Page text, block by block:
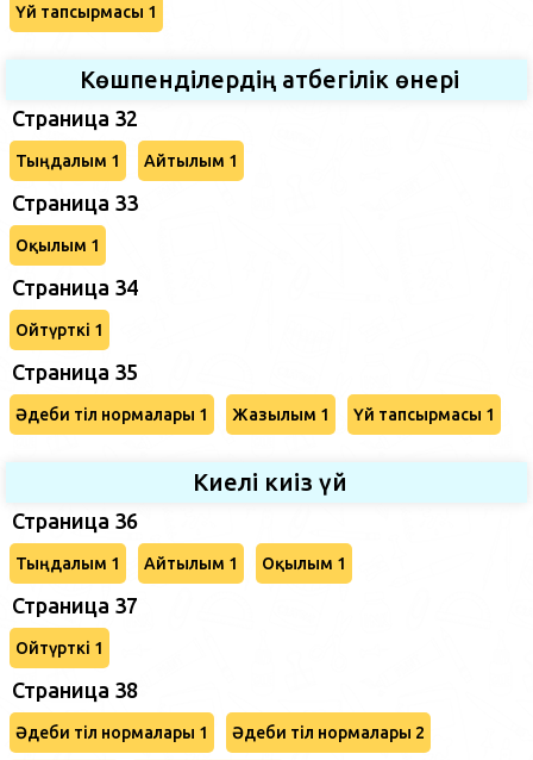
Үй тапсырмасы 1
Көшпенділердің атбегілік өнері
Страница 32
Тыңдалым 1 Айтылым 1
Страница 33
Оқылым 1
Страница 34
Ойтүрткі 1
Страница 35
Әдеби тіл нормалары 1 Жазылым 1 Үй тапсырмасы 1
Киелі киіз үй
Страница 36
Тыңдалым 1 Айтылым 1 Оқылым 1
Страница 37
Ойтүрткі 1
Страница 38
Әдеби тіл нормалары 1 Әдеби тіл нормалары 2